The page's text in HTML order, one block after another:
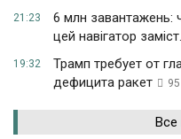
21:23
6 млн завантажень:
цей навігатор
19:32
Трамп требует от
дефицита ракет
95
Все